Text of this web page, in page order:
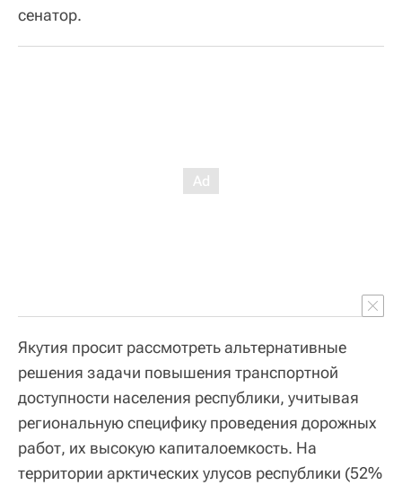
сенатор.
Якутия просит рассмотреть альтернативные
решения задачи повышения транспортной
доступности населения республики, учитывая
региональную специфику проведения дорожных
работ, их высокую капиталоемкость. На
территории арктических улусов республики (52%